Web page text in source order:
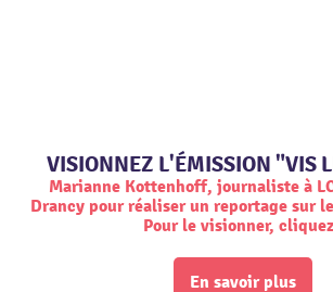
VISIONNEZ L'ÉMISSION "VIS
Marianne Kottenhoff, journaliste à
Drancy pour réaliser un reportage sur
Pour le visionner,
En savoir plus